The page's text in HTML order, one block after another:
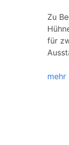
Zu
für
mehr